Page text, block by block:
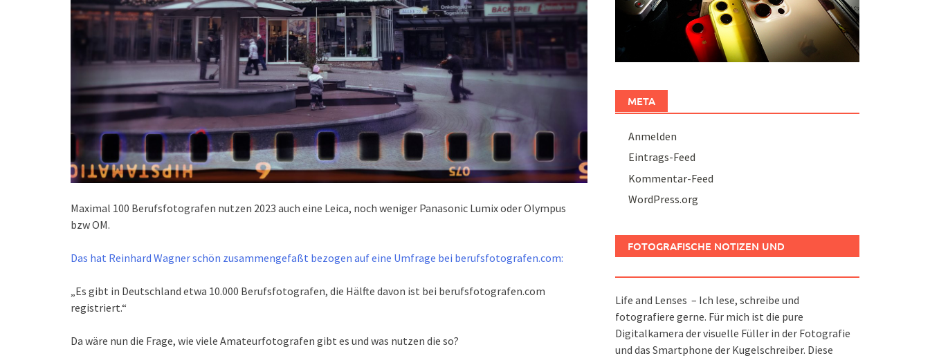
Maximal 100 Berufsfotografen nutzen 2023 auch eine Leica, noch weniger Panasonic Lumix oder Olympus
bzw OM.
Das hat Reinhard Wagner schön zusammengefaßt bezogen auf eine Umfrage bei berufsfotografen.com:
„Es gibt in Deutschland etwa 10.000 Berufsfotografen, die Hälfte davon ist bei berufsfotografen.com
registriert.“
Da wäre nun die Frage, wie viele Amateurfotografen gibt es und was nutzen die so?
META
Anmelden
Eintrags-Feed
Kommentar-Feed
WordPress.org
FOTOGRAFISCHE NOTIZEN UND
Life and Lenses – Ich lese, schreibe und
fotografiere gerne. Für mich ist die pure
Digitalkamera der visuelle Füller in der Fotografie
und das Smartphone der Kugelschreiber. Diese